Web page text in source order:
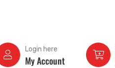
Login here
My Account